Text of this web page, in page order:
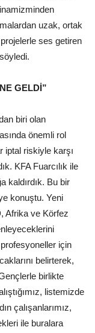
uzak, ortak
ses getiren
GELDİ”
biri olan
önemli rol
iptal riskiyle karşı
KFA Fuarcılık ile
kaldırdık. Bu bir
konuştu. Yeni
Afrika ve Körfez
için
belirterek,
birlikte
listemizde
çalışanlarımız,
ile buralara